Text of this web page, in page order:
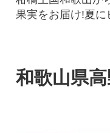
果実をお届け!夏に
和歌山県